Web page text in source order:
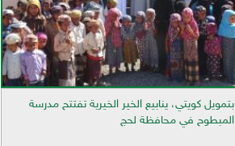
بتمويل كويتي، ينابيع الخير الخيرية تفتتح مدرسة
المبطوح في محافظة لحج